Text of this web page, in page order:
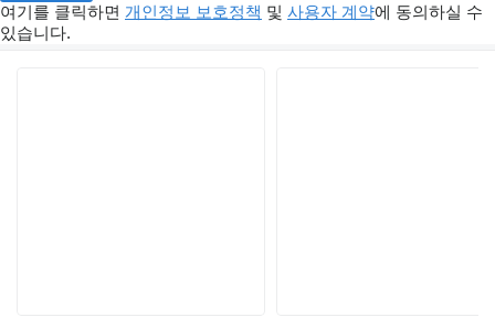
여기를 클릭하면 개인정보 보호정책 및 사용자 계약에 동의하실 수
있습니다.